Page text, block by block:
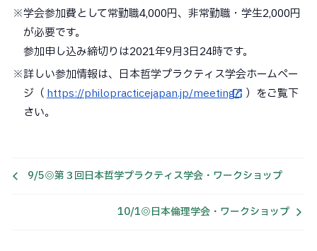
※学会参加費として常勤職4,000円、非常勤職・学生2,000円
が必要です。
参加申し込み締切りは2021年9月3日24時です。
※詳しい参加情報は、日本哲学プラクティス学会ホームペー
ジ（https://philopracticejapan.jp/meeting/ ）をご覧下
さい。
9/5◎第３回日本哲学プラクティス学会・ワークショップ
10/1◎日本倫理学会・ワークショップ